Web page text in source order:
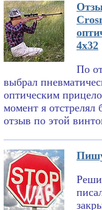
4x32
По
выбрал
оптическим
момент я отстрелял
отзыв по этой